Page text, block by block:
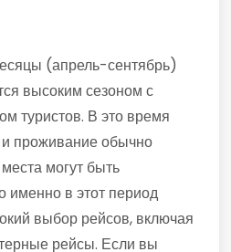
(апрель-сентябрь)
высоким сезоном с
туристов. В это время
проживание обычно
могут быть
именно в этот период
выбор рейсов, включая
рейсы. Если вы